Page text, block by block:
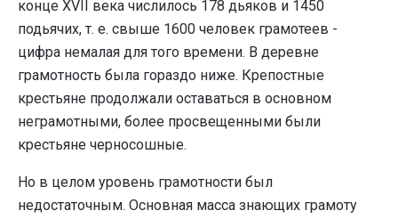
конце XVII века числилось 178 дьяков и 1450
подьячих, т. е. свыше 1600 человек грамотеев -
цифра немалая для того времени. В деревне
грамотность была гораздо ниже. Крепостные
крестьяне продолжали оставаться в основном
неграмотными, более просвещенными были
крестьяне черносошные.
Но в целом уровень грамотности был
недостаточным. Основная масса знающих грамоту